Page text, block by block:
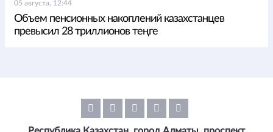
05 августа, 12:44
Объем пенсионных накоплений казахстанцев
превысил 28 триллионов теңге